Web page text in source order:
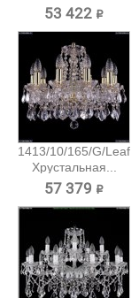
53 422 ₽
1413/10/165/G/Leafs
Хрустальная...
57 379 ₽